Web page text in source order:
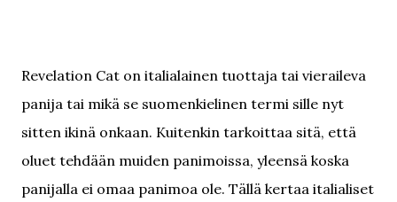
Revelation Cat on italialainen tuottaja tai vieraileva
panija tai mikä se suomenkielinen termi sille nyt
sitten ikinä onkaan. Kuitenkin tarkoittaa sitä, että
oluet tehdään muiden panimoissa, yleensä koska
panijalla ei omaa panimoa ole. Tällä kertaa italialiset